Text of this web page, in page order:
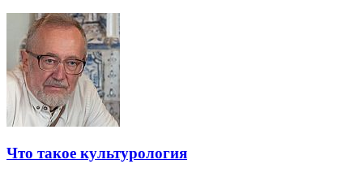
Что такое культурология